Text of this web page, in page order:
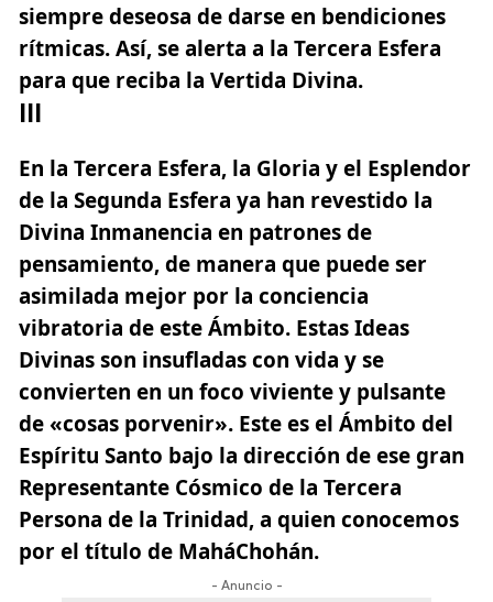
siempre deseosa de darse en bendiciones
rítmicas. Así, se alerta a la Tercera Esfera
para que reciba la Vertida Divina.
III
En la Tercera Esfera, la Gloria y el Esplendor
de la Segunda Esfera ya han revestido la
Divina Inmanencia en patrones de
pensamiento, de manera que puede ser
asimilada mejor por la conciencia
vibratoria de este Ámbito. Estas Ideas
Divinas son insufladas con vida y se
convierten en un foco viviente y pulsante
de «cosas porvenir». Este es el Ámbito del
Espíritu Santo bajo la dirección de ese gran
Representante Cósmico de la Tercera
Persona de la Trinidad, a quien conocemos
por el título de MaháChohán.
- Anuncio -